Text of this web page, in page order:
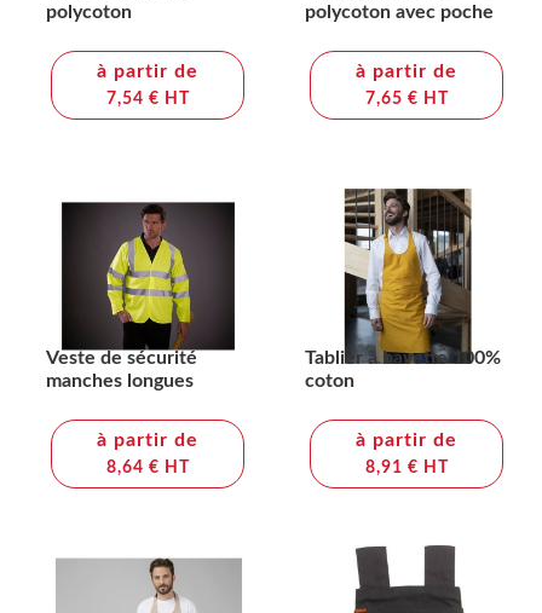
polycoton
à partir de
7,54 € HT
polycoton avec poche
à partir de
7,65 € HT
Veste de sécurité
manches longues
à partir de
8,64 € HT
Tablier à bavette 100%
coton
à partir de
8,91 € HT